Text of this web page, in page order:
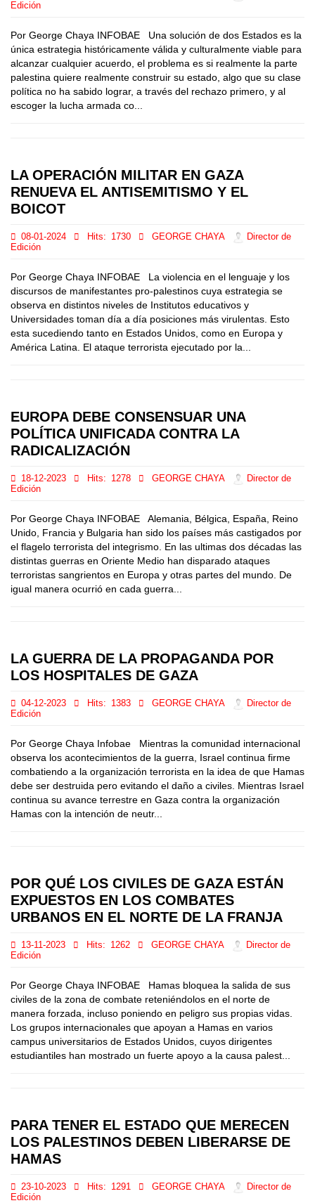
Edición
Por George Chaya INFOBAE Una solución de dos Estados es la
única estrategia históricamente válida y culturalmente viable para
alcanzar cualquier acuerdo, el problema es si realmente la parte
palestina quiere realmente construir su estado, algo que su clase
política no ha sabido lograr, a través del rechazo primero, y al
escoger la lucha armada co...
LA OPERACIÓN MILITAR EN GAZA
RENUEVA EL ANTISEMITISMO Y EL
BOICOT
08-01-2024 Hits: 1730 GEORGE CHAYA
Director de
Edición
Por George Chaya INFOBAE La violencia en el lenguaje y los
discursos de manifestantes pro-palestinos cuya estrategia se
observa en distintos niveles de Institutos educativos y
Universidades toman día a día posiciones más virulentas. Esto
esta sucediendo tanto en Estados Unidos, como en Europa y
América Latina. El ataque terrorista ejecutado por la...
EUROPA DEBE CONSENSUAR UNA
POLÍTICA UNIFICADA CONTRA LA
RADICALIZACIÓN
18-12-2023 Hits: 1278 GEORGE CHAYA
Director de
Edición
Por George Chaya INFOBAE Alemania, Bélgica, España, Reino
Unido, Francia y Bulgaria han sido los países más castigados por
el flagelo terrorista del integrismo. En las ultimas dos décadas las
distintas guerras en Oriente Medio han disparado ataques
terroristas sangrientos en Europa y otras partes del mundo. De
igual manera ocurrió en cada guerra...
LA GUERRA DE LA PROPAGANDA POR
LOS HOSPITALES DE GAZA
04-12-2023 Hits: 1383 GEORGE CHAYA
Director de
Edición
Por George Chaya Infobae Mientras la comunidad internacional
observa los acontecimientos de la guerra, Israel continua firme
combatiendo a la organización terrorista en la idea de que Hamas
debe ser destruida pero evitando el daño a civiles. Mientras Israel
continua su avance terrestre en Gaza contra la organización
Hamas con la intención de neutr...
POR QUÉ LOS CIVILES DE GAZA ESTÁN
EXPUESTOS EN LOS COMBATES
URBANOS EN EL NORTE DE LA FRANJA
13-11-2023 Hits: 1262 GEORGE CHAYA
Director de
Edición
Por George Chaya INFOBAE Hamas bloquea la salida de sus
civiles de la zona de combate reteniéndolos en el norte de
manera forzada, incluso poniendo en peligro sus propias vidas.
Los grupos internacionales que apoyan a Hamas en varios
campus universitarios de Estados Unidos, cuyos dirigentes
estudiantiles han mostrado un fuerte apoyo a la causa palest...
PARA TENER EL ESTADO QUE MERECEN
LOS PALESTINOS DEBEN LIBERARSE DE
HAMAS
23-10-2023 Hits: 1291 GEORGE CHAYA
Director de
Edición